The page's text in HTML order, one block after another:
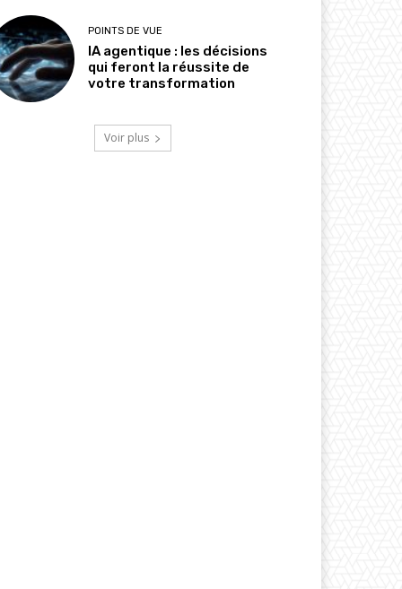
POINTS DE VUE
IA agentique : les décisions
qui feront la réussite de
votre transformation
Voir plus